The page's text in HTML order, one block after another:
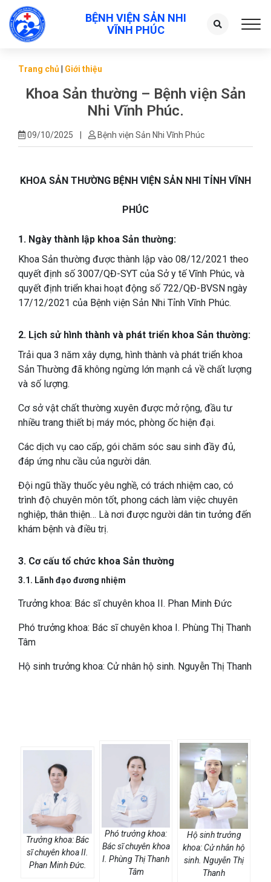
BỆNH VIỆN SẢN NHI
VĨNH PHÚC
Trang chủ Giới thiệu
Khoa Sản thường – Bệnh viện Sản
Nhi Vĩnh Phúc.
09/10/2025 Bệnh viện Sản Nhi Vĩnh Phúc
KHOA SẢN THƯỜNG BỆNH VIỆN SẢN NHI TỈNH VĨNH
PHÚC
1. Ngày thành lập khoa Sản thường:
Khoa Sản thường được thành lập vào 08/12/2021 theo
quyết định số 3007/QĐ-SYT của Sở y tế Vĩnh Phúc, và
quyết định triển khai hoạt động số 722/QĐ-BVSN ngày
17/12/2021 của Bệnh viện Sản Nhi Tỉnh Vĩnh Phúc.
2. Lịch sử hình thành và phát triển khoa Sản thường:
Trải qua 3 năm xây dựng, hình thành và phát triển khoa
Sản Thường đã không ngừng lớn mạnh cả về chất lượng
và số lượng.
Cơ sở vật chất thường xuyên được mở rộng, đầu tư
nhiều trang thiết bị máy móc, phòng ốc hiện đại.
Các dịch vụ cao cấp, gói chăm sóc sau sinh đầy đủ,
đáp ứng nhu cầu của người dân.
Đội ngũ thầy thuốc yêu nghề, có trách nhiệm cao, có
trình độ chuyên môn tốt, phong cách làm việc chuyên
nghiệp, thân thiện… Là nơi được người dân tin tưởng đến
khám bệnh và điều trị.
3. Cơ cấu tổ chức khoa Sản thường
3.1. Lãnh đạo đương nhiệm
Trưởng khoa: Bác sĩ chuyên khoa II. Phan Minh Đức
Phó trưởng khoa: Bác sĩ chuyên khoa I. Phùng Thị Thanh
Tâm
Hộ sinh trưởng khoa: Cử nhân hộ sinh. Nguyễn Thị Thanh
Trưởng khoa: Bác
sĩ chuyên khoa II.
Phan Minh Đức.
Phó trưởng khoa:
Bác sĩ chuyên khoa
I. Phùng Thị Thanh
Tâm
Hộ sinh trưởng
khoa: Cử nhân hộ
sinh. Nguyễn Thị
Thanh